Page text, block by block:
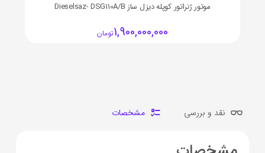
موتور ژنراتور کوپله دیزل ساز Dieselsaz- DSG110A/B
1,900,000,000تومان
نقد و بررسی مشخصات